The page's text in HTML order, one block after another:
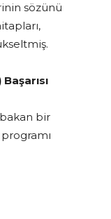
sözünü
bir